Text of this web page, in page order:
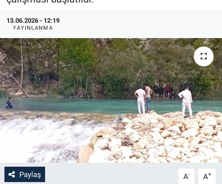
13.06.2026 - 12:19
YAYINLANMA
Paylaş A- A+